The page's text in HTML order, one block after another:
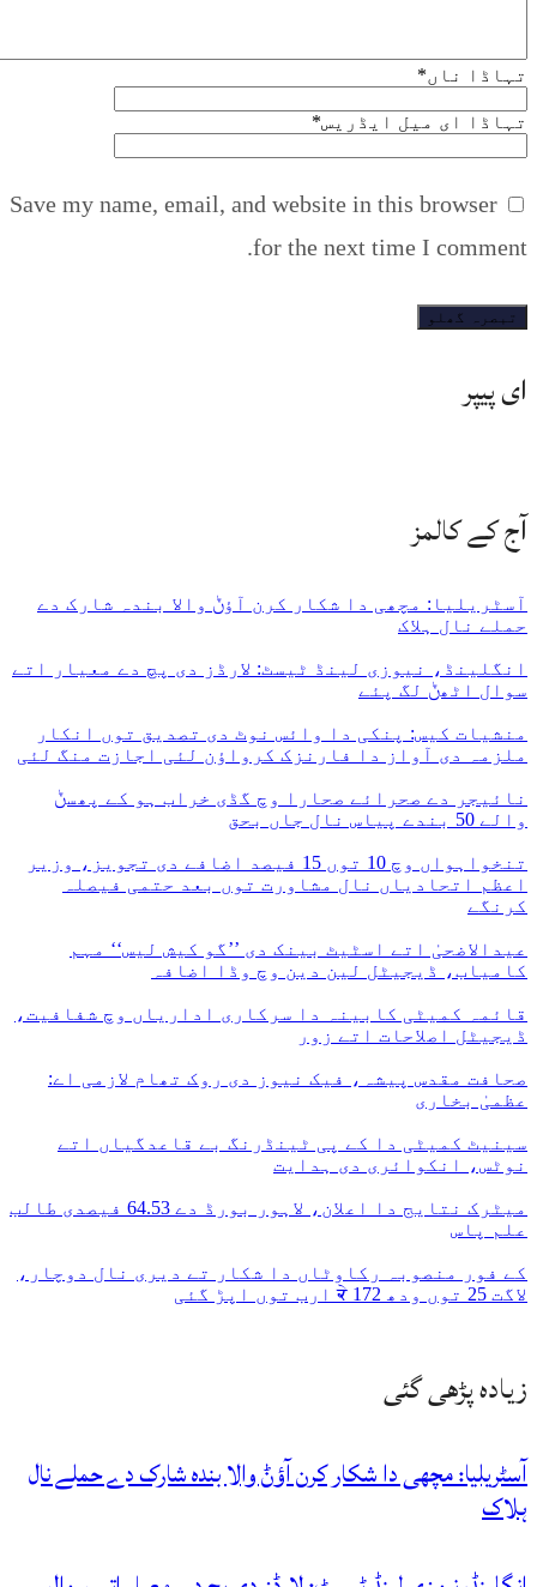
تہاڈا ناں*
تہاڈا ای میل ایڈریس*
Save my name, email, and website in this browser
for the next time I comment.
ای پیپر
آج کے کالمز
آسٹریلیا: مچھی دا شکار کرن آؤݨ والا بندہ شارک دے
حملے نال ہلاک
انگلینڈ، نیوزی لینڈ ٹیسٹ: لارڈز دی پچ دے معیار اتے
سوال اٹھݨ لگ پئے
منشیات کیس: پنکی دا وائس نوٹ دی تصدیق توں انکار
ملزمہ دی آواز دا فارنزک کرواؤن لئی اجازت منگ لئی
نائیجر دے صحرائے صحارا وچ گڈی خراب ہو کے پھسݨ
والے 50 بندے پیاس نال جاں بحق
تنخواہواں وچ 10 توں 15 فیصد اضافے دی تجویز، وزیر
اعظم اتحادیاں نال مشاورت توں بعد حتمی فیصلہ
کرنگے
عیدالاضحیٰ اتے اسٹیٹ بینک دی ’’گو کیش لیس‘‘ مہم
کامیاب، ڈیجیٹل لین دین وچ وڈا اضافہ
قائمہ کمیٹی کابینہ دا سرکاری اداریاں وچ شفافیت،
ڈیجیٹل اصلاحات اتے زور
صحافت مقدس پیشہ، فیک نیوز دی روک تھام لازمی اے:
عظمیٰ بخاری
سینیٹ کمیٹی دا کے پی ٹینڈرنگ بے قاعدگیاں اتے
نوٹس، انکوائری دی ہدایت
میٹرک نتایج دا اعلان، لاہور بورڈ دے 64.53 فیصدی طالب
علم پاس
کے فور منصوبہ رکاوٹاں دا شکار تے دیری نال دوچار،
لاگت 25 توں ودھ ਕੇ 172 ارب توں اپڑ گئی
زیادہ پڑھی گئی
آسٹریلیا: مچھی دا شکار کرن آؤݨ والا بندہ شارک دے حملے نال
ہلاک